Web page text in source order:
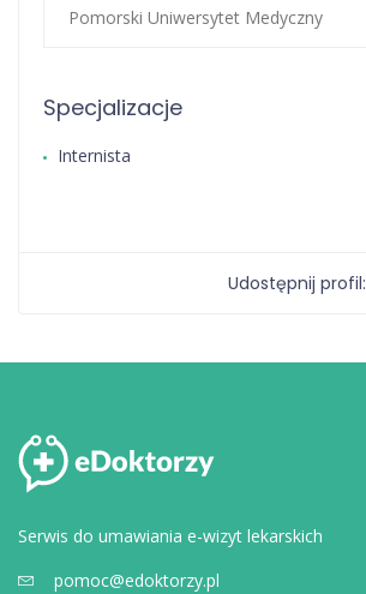
Pomorski Uniwersytet Medyczny
Specjalizacje
Internista
Udostępnij profil:
Serwis do umawiania e-wizyt lekarskich
pomoc@edoktorzy.pl